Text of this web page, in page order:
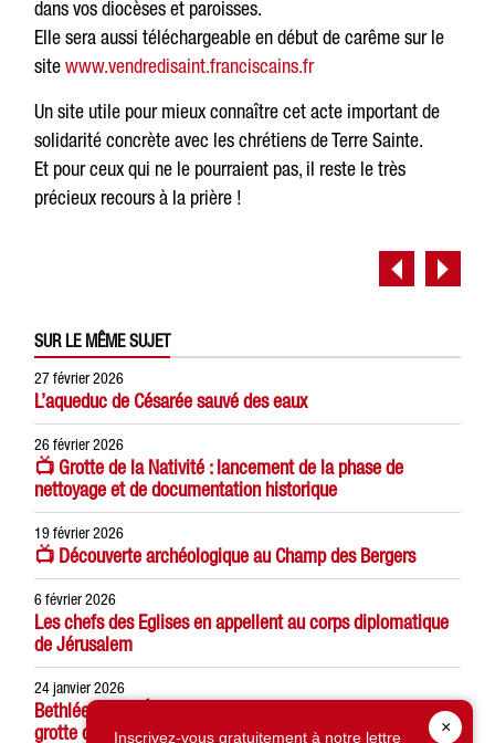
dans vos diocèses et paroisses.
Elle sera aussi téléchargeable en début de carême sur le
sitewww.vendredisaint.franciscains.fr
Un site utile pour mieux connaître cet acte important de
solidarité concrète avec les chrétiens de Terre Sainte.
Et pour ceux qui ne le pourraient pas, il reste le très
précieux recours à la prière !
SUR LE MÊME SUJET
27 février 2026
L’aqueduc de Césarée sauvé des eaux
26 février 2026
📺 Grotte de la Nativité : lancement de la phase de
nettoyage et de documentation historique
19 février 2026
📺 Découverte archéologique au Champ des Bergers
6 février 2026
Les chefs des Eglises en appellent au corps diplomatique
de Jérusalem
24 janvier 2026
Bethléem : les Églises annoncent la restauration de la
grotte de la Nativité
×
Inscrivez-vous gratuitement à notre lettre